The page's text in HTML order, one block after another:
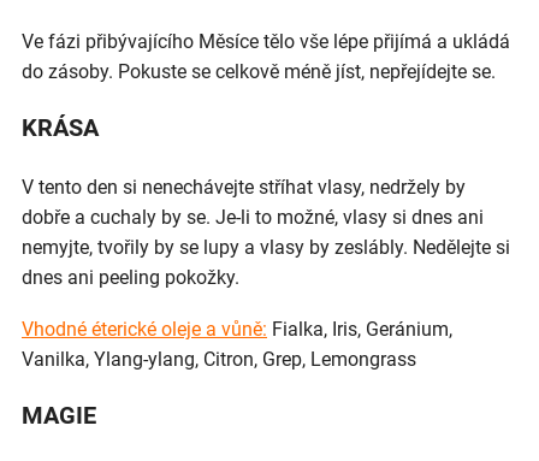
Ve fázi přibývajícího Měsíce tělo vše lépe přijímá a ukládá
do zásoby. Pokuste se celkově méně jíst, nepřejídejte se.
KRÁSA
V tento den si nenechávejte stříhat vlasy, nedržely by
dobře a cuchaly by se. Je-li to možné, vlasy si dnes ani
nemyjte, tvořily by se lupy a vlasy by zeslábly. Nedělejte si
dnes ani peeling pokožky.
Vhodné éterické oleje a vůně: Fialka, Iris, Geránium,
Vanilka, Ylang-ylang, Citron, Grep, Lemongrass
MAGIE